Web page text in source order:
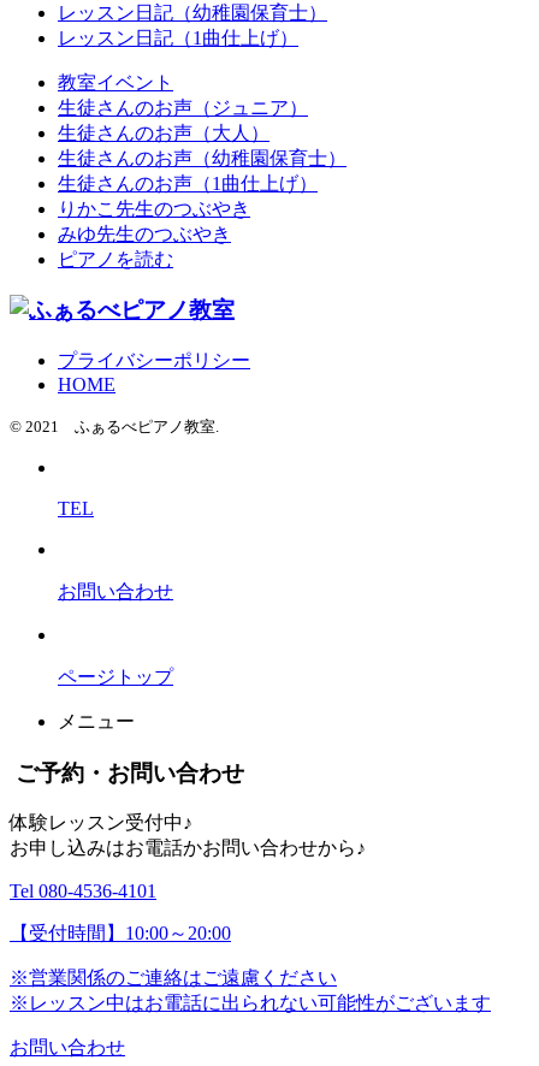
レッスン日記（幼稚園保育士）
レッスン日記（1曲仕上げ）
教室イベント
生徒さんのお声（ジュニア）
生徒さんのお声（大人）
生徒さんのお声（幼稚園保育士）
生徒さんのお声（1曲仕上げ）
りかこ先生のつぶやき
みゆ先生のつぶやき
ピアノを読む
プライバシーポリシー
HOME
© 2021 ふぁるべピアノ教室.
TEL
お問い合わせ
ページトップ
メニュー
ご予約・お問い合わせ
体験レッスン受付中♪
お申し込みはお電話かお問い合わせから♪
Tel 080-4536-4101
【受付時間】10:00～20:00
※営業関係のご連絡はご遠慮ください
※レッスン中はお電話に出られない可能性がございます
お問い合わせ